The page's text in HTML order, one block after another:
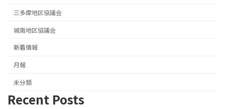
三多摩地区協議会
城南地区協議会
新着情報
月報
未分類
Recent Posts